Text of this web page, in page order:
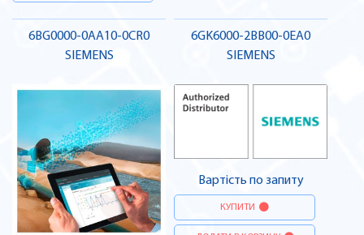
6BG0000-0AA10-0CR0
SIEMENS
6GK6000-2BB00-0EA0
SIEMENS
Вартість по запиту
КУПИТИ